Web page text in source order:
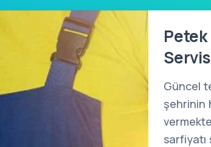
Servis
Güncel
şehrinin
sarfiyatı